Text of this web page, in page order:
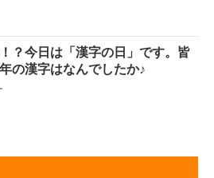
？今日は「漢字の日」です。皆
の漢字はなんでしたか♪